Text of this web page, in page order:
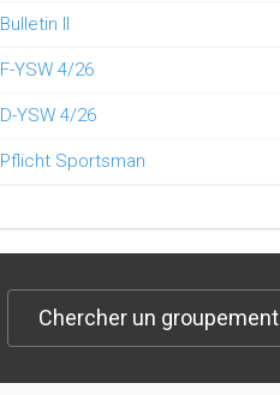
Bulletin II
F-YSW 4/26
D-YSW 4/26
Pflicht Sportsman
Chercher un groupement